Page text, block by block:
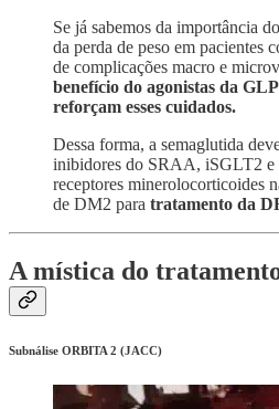
Se já sabemos da importância
da perda de peso em pacientes
de complicações macro e
benefício do agonistas da
reforçam esses cuidados.
Dessa forma, a semaglutida
inibidores do SRAA, iSGLT2 e
receptores minerolocorticoides
de DM2 para tratamento da
A mística do
Subnálise ORBITA 2 (JACC)